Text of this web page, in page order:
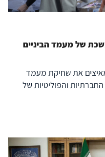
של מעמד הביניים
את שחיקת מעמד
והפוליטיות של